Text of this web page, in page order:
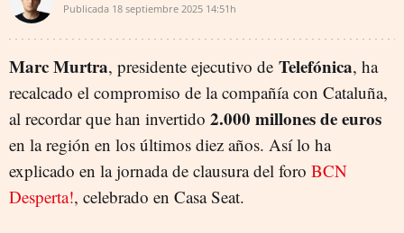
Publicada 18 septiembre 2025 14:51h
Marc Murtra, presidente ejecutivo de Telefónica, ha
recalcado el compromiso de la compañía con Cataluña,
al recordar que han invertido 2.000 millones de euros
en la región en los últimos diez años. Así lo ha
explicado en la jornada de clausura del foro BCN
Desperta!, celebrado en Casa Seat.